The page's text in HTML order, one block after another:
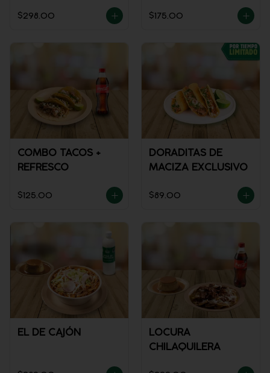
$298.00
NARANJA
$175.00
COMBO TACOS +
REFRESCO
$125.00
DORADITAS DE
MACIZA EXCLUSIVO
$89.00
EL DE CAJÓN
LOCURA
CHILAQUILERA